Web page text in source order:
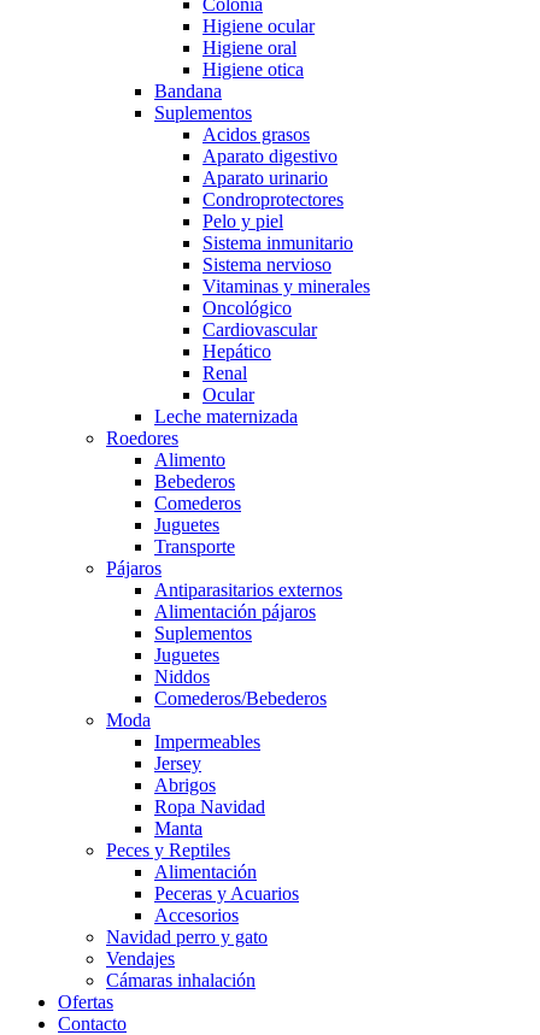
Colonia
Higiene ocular
Higiene oral
Higiene otica
Bandana
Suplementos
Acidos grasos
Aparato digestivo
Aparato urinario
Condroprotectores
Pelo y piel
Sistema inmunitario
Sistema nervioso
Vitaminas y minerales
Oncológico
Cardiovascular
Hepático
Renal
Ocular
Leche maternizada
Roedores
Alimento
Bebederos
Comederos
Juguetes
Transporte
Pájaros
Antiparasitarios externos
Alimentación pájaros
Suplementos
Juguetes
Niddos
Comederos/Bebederos
Moda
Impermeables
Jersey
Abrigos
Ropa Navidad
Manta
Peces y Reptiles
Alimentación
Peceras y Acuarios
Accesorios
Navidad perro y gato
Vendajes
Cámaras inhalación
Ofertas
Contacto